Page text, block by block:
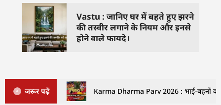
Vastu : जानिए घर में बहते हुए झरने
की तस्वीर लगाने के नियम और इनसे
होने वाले फायदे।
जरूर पढ़ें Karma Dharma Parv 2026 : भाई-बहनों का